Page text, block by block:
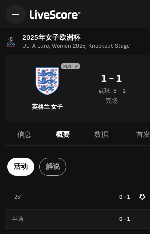
2025年女子欧洲杯
UEFA Euro, Women 2025, Knockout Stage
PEN
英格兰 女子
1 - 1
点球: 3 - 1
完场
信息 概要 数据 首
活动 解说
25' 0 - 1
半场 0 -1